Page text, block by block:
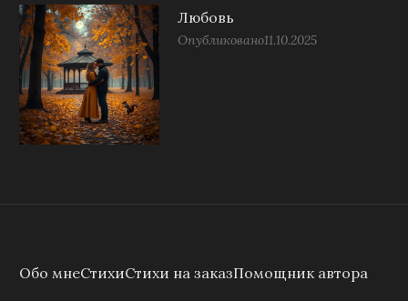
Любовь
Опубликовано11.10.2025
Обо мнеСтихиСтихи на заказПомощник автора